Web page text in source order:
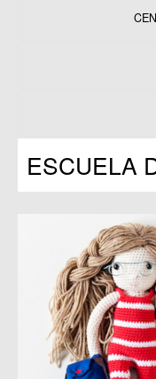
ESCUELA